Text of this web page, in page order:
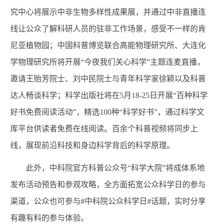
究中心将展示中非生物多样性成果展，并通过中非直播连
线让公众了解科研人员的驻非工作场景，感受不一样的肯
尼亚植物园；中国科普博览联合高能物理研究所、大连化
学物理研究所将开展“今夜我们关心科学”主题连麦直播，
邀请王贻芳院士、刘中民院士与青年科学家徐颖以及科普
达人畅谈科学；科学出版社将在5月18-25日开展“百种科学
好书免费阅读活动”，精选100种“科学好书”，通过科学文
库平台供读者免费在线阅读。百余个科普视频将同步上
线，展现前沿科技和身边科学背后的科学原理。
此外，中科院官方科普公众号“科学大院”将成体系地
发布活动预告和参观攻略，全方面拓宽公众科学日的参与
渠道，公众也可参与#中科院公众科学日#话题，实时分享
有趣有料的参与体验。